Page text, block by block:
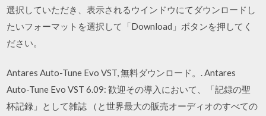
選択していただき、表示されるウインドウにてダウンロードし
たいフォーマットを選択して「Download」ボタンを押してく
ださい。
Antares Auto-Tune Evo VST, 無料ダウンロード。. Antares
Auto-Tune Evo VST 6.09: 歓迎その導入において、「記録の聖
杯記録」として雑誌 （と世界最大の販売オーディオのすべての